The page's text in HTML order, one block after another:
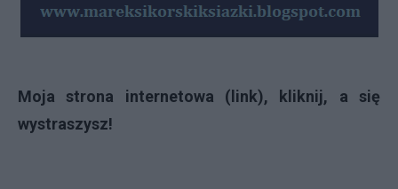
Moja strona internetowa (link), kliknij, a się
wystraszysz!